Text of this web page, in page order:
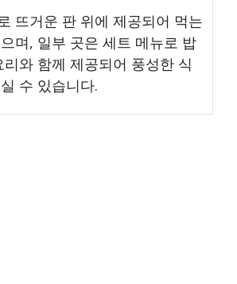
뜨거운 판 위에 제공되어 먹는
며, 일부 곳은 세트 메뉴로 밥
리와 함께 제공되어 풍성한 식
수 있습니다.